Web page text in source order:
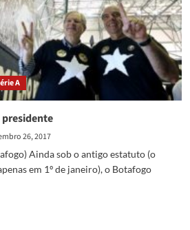
A
26, 2017
Ainda sob o antigo estatuto (o
em 1º de janeiro), o Botafogo